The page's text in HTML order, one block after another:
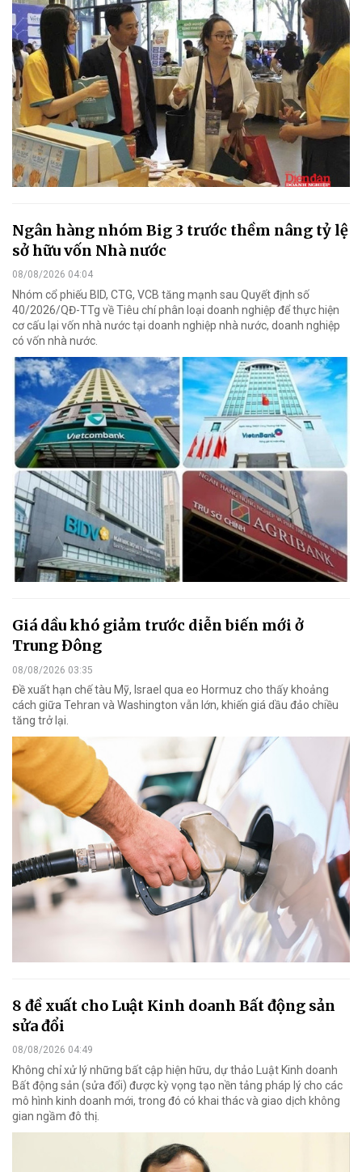
Ngân hàng nhóm Big 3 trước thềm nâng tỷ lệ
sở hữu vốn Nhà nước
08/08/2026 04:04
Nhóm cổ phiếu BID, CTG, VCB tăng mạnh sau Quyết định số
40/2026/QĐ-TTg về Tiêu chí phân loại doanh nghiệp để thực hiện
cơ cấu lại vốn nhà nước tại doanh nghiệp nhà nước, doanh nghiệp
có vốn nhà nước.
Giá dầu khó giảm trước diễn biến mới ở
Trung Đông
08/08/2026 03:35
Đề xuất hạn chế tàu Mỹ, Israel qua eo Hormuz cho thấy khoảng
cách giữa Tehran và Washington vẫn lớn, khiến giá dầu đảo chiều
tăng trở lại.
8 đề xuất cho Luật Kinh doanh Bất động sản
sửa đổi
08/08/2026 04:49
Không chỉ xử lý những bất cập hiện hữu, dự thảo Luật Kinh doanh
Bất động sản (sửa đổi) được kỳ vọng tạo nền tảng pháp lý cho các
mô hình kinh doanh mới, trong đó có khai thác và giao dịch không
gian ngầm đô thị.